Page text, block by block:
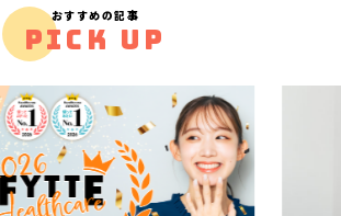
おすすめの記事
PICK UP